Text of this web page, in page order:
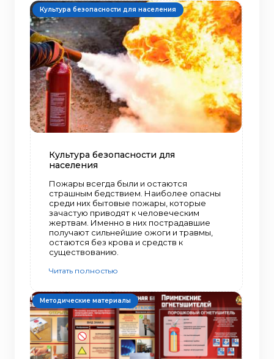
Культура безопасности для населения
Культура безопасности для
населения
Пожары всегда были и остаются
страшным бедствием. Наиболее опасны
среди них бытовые пожары, которые
зачастую приводят к человеческим
жертвам. Именно в них пострадавшие
получают сильнейшие ожоги и травмы,
остаются без крова и средств к
существованию.
Читать полностью
Методические материалы